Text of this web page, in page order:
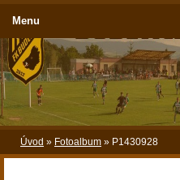
Úvod » Fotoalbum » P1430928
Menu